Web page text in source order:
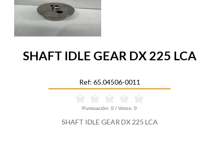
SHAFT IDLE GEAR DX 225 LCA
Ref: 65.04506-0011
Puntuación: 0 / Votos: 0
SHAFT IDLE GEAR DX 225 LCA